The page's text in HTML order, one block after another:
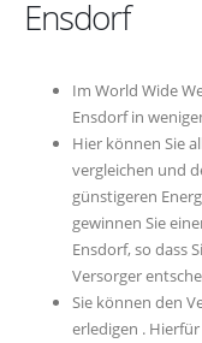
Ensdorf
Im World Wide
Ensdorf in
Hier können Sie
vergleichen und
günstigeren
gewinnen Sie
Ensdorf, so dass
Versorger
Sie können den
erledigen .